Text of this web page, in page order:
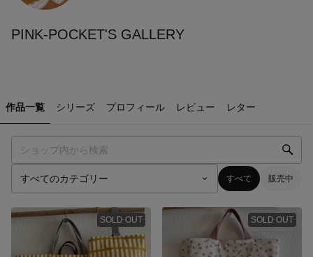
PINK-POCKET'S GALLERY
作品一覧 シリーズ プロフィール レビュー レター
すべて 販売中
SOLD OUT SOLD OUT